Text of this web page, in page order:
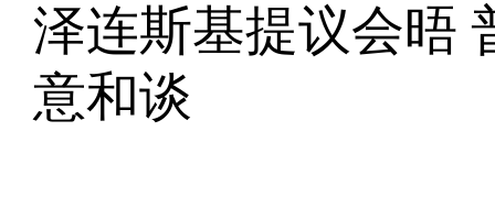
泽连斯基提议会晤
意和谈